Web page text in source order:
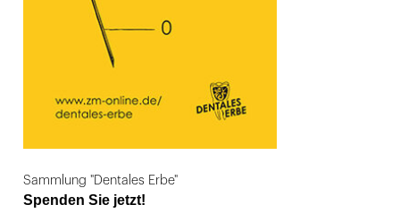
Sammlung "Dentales Erbe"
Spenden Sie jetzt!